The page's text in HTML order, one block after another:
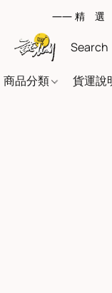
—— 精 選
商品分類 貨運說